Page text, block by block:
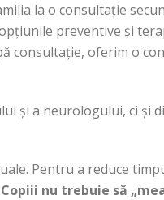
la o consultație
preventive și
consultație, oferim o
și a neurologului, ci și
Pentru a reduce
Copiii nu trebuie să